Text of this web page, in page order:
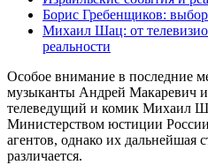
Борис Гребенщиков:
Михаил Шац: от
реальности
Особое внимание в последние
музыканты Андрей Макаревич
телеведущий и комик Михаил
Министерством юстиции
агентов, однако их дальнейшая
различается.